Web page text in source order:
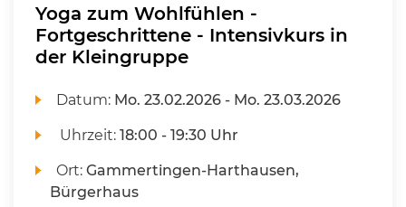
Yoga zum Wohlfühlen -
Fortgeschrittene - Intensivkurs in
der Kleingruppe
Datum: Mo. 23.02.2026 - Mo. 23.03.2026
Uhrzeit:18:00 - 19:30 Uhr
Ort:Gammertingen-Harthausen,
Bürgerhaus